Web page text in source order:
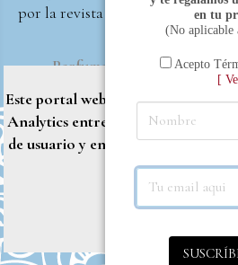
por la revista Beautyproof en
de autor.
Perfumería Nadia2017 |
Este portal web utiliza cookies
Analytics entre otros) para
de usuario y entregar contenido
Rechazar
Más info
en tu
(No aplicable
Acepto
[